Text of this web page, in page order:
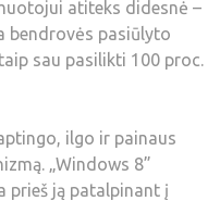
atiteks didesnė –
bendrovės pasiūlyto
sau pasilikti 100 proc.
ilgo ir painaus
„Windows 8”
prieš ją patalpinant į